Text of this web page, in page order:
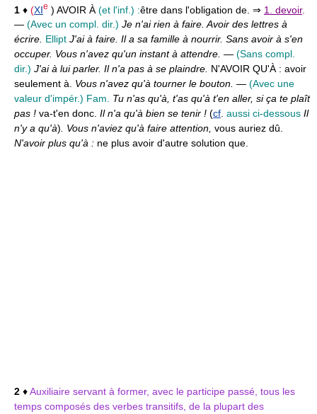
1 ♦ (XIe ) AVOIR À (et l'inf.) :être dans l'obligation de. ⇒ 1. devoir.
— (Avec un compl. dir.) Je n'ai rien à faire. Avoir des lettres à
écrire. Ellipt J'ai à faire. Il a sa famille à nourrir. Sans avoir à s'en
occuper. Vous n'avez qu'un instant à attendre. — (Sans compl.
dir.) J'ai à lui parler. Il n'a pas à se plaindre. N'AVOIR QU'À : avoir
seulement à. Vous n'avez qu'à tourner le bouton. — (Avec une
valeur d'impér.) Fam. Tu n'as qu'à, t'as qu'à t'en aller, si ça te plaît
pas ! va-t'en donc. Il n'a qu'à bien se tenir ! (cf. aussi ci-dessous Il
n'y a qu'à). Vous n'aviez qu'à faire attention, vous auriez dû.
N'avoir plus qu'à : ne plus avoir d'autre solution que.
2 ♦Auxiliaire servant à former, avec le participe passé, tous les
temps composés des verbes transitifs, de la plupart des